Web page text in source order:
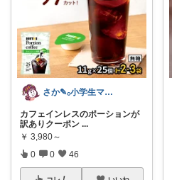
さか‎✎𓂂小学生ママを救う便利グッズ
カフェインレスのポーションが
訳ありクーポン ...
￥ 3,980～
0 0 46